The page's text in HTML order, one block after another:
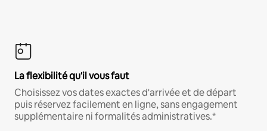
La flexibilité qu'il vous faut
Choisissez vos dates exactes d'arrivée et de départ
puis réservez facilement en ligne, sans engagement
supplémentaire ni formalités administratives.*